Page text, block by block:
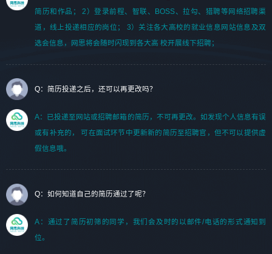
简历和作品； 2）登录前程、智联、BOSS、拉勾、猎聘等网络招聘渠
道，线上投递相应的岗位； 3）关注各大高校的就业信息网站信息及双
选会信息，网思将会随时闪现到各大高 校开展线下招聘；
Q：简历投递之后，还可以再更改吗？
A：已投递至网站或招聘邮箱的简历，不可再更改。如发现个人信息有误
或有补充的， 可在面试环节中更新新的简历至招聘官，但不可以提供虚
假信息哦。
Q：如何知道自己的简历通过了呢？
A：通过了简历初筛的同学，我们会及时的以邮件/电话的形式通知到
位。